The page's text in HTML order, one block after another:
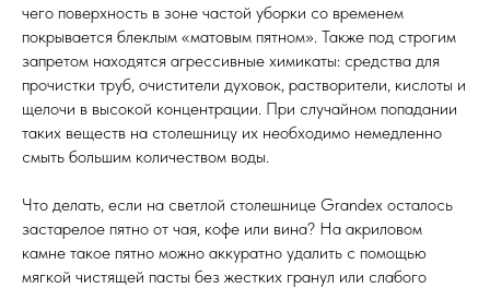
чего поверхность в зоне частой уборки со временем
покрывается блеклым «матовым пятном». Также под строгим
запретом находятся агрессивные химикаты: средства для
прочистки труб, очистители духовок, растворители, кислоты и
щелочи в высокой концентрации. При случайном попадании
таких веществ на столешницу их необходимо немедленно
смыть большим количеством воды.
Что делать, если на светлой столешнице Grandex осталось
застарелое пятно от чая, кофе или вина? На акриловом
камне такое пятно можно аккуратно удалить с помощью
мягкой чистящей пасты без жестких гранул или слабого